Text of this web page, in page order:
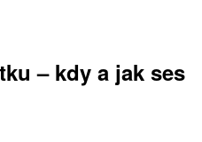
– kdy a jak ses